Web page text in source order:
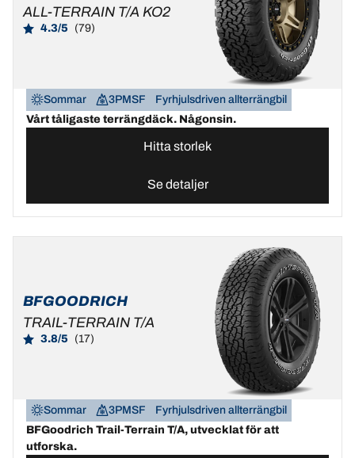
ALL-TERRAIN T/A KO2
4.3/5 (79)
Sommar 3PMSF
Fyrhjulsdriven allterrängbil
Vårt tåligaste terrängdäck. Någonsin.
Hitta storlek
Se detaljer
BFGOODRICH
TRAIL-TERRAIN T/A
3.8/5 (17)
Sommar 3PMSF
Fyrhjulsdriven allterrängbil
BFGoodrich Trail-Terrain T/A, utvecklat för att
utforska.